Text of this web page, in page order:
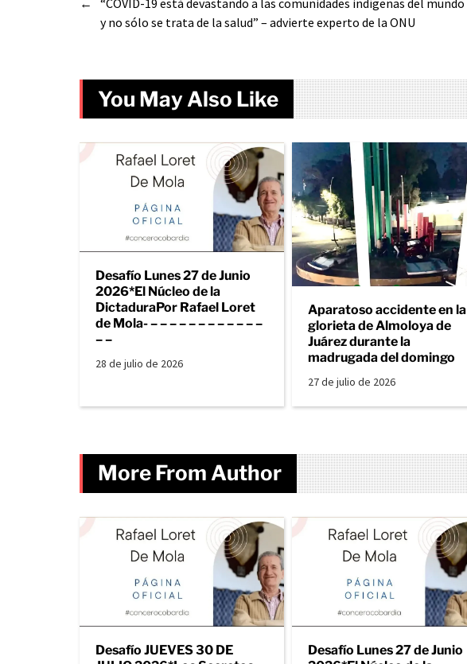
←
“COVID-19 está devastando a las comunidades indígenas del mundo
y no sólo se trata de la salud” – advierte experto de la ONU
You May Also Like
Desafío Lunes 27 de Junio
2026*El Núcleo de la
DictaduraPor Rafael Loret
de Mola- – – – – – – – – – – – –
– –
28 de julio de 2026
Aparatoso accidente en la
glorieta de Almoloya de
Juárez durante la
madrugada del domingo
27 de julio de 2026
More From Author
Desafío JUEVES 30 DE
Desafío Lunes 27 de Junio